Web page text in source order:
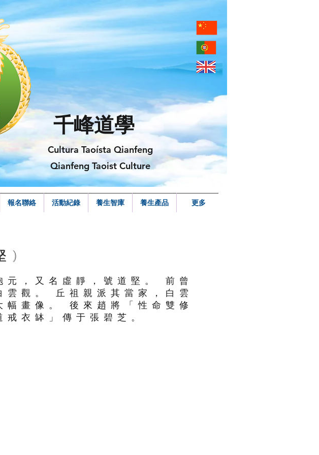
千峰道學
Cultura Taoísta Qianfeng
Qianfeng Taoist Culture
報名聯絡 活動紀錄 養生智庫 養生產品 更多
)
元，又名虛靜，號道堅。 前曾
雲觀。 丘祖親派其當家，白雲
幅畫像。 後來趙將「性命雙修
戒衣缽」傳于張碧芝。